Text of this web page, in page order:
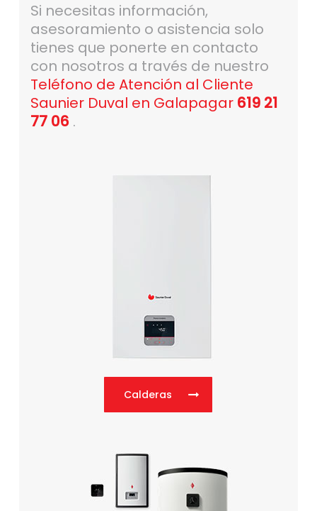
Si necesitas información,
asesoramiento o asistencia solo
tienes que ponerte en contacto
con nosotros a través de nuestro
Teléfono de Atención al Cliente
Saunier Duval en Galapagar619 21
77 06 .
Calderas